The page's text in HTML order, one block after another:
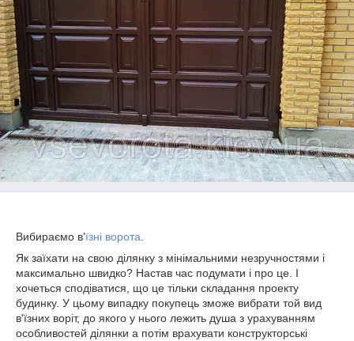
Вибираємо в'їзні ворота
Як заїхати на свою ділянку з мінімальними незручностями і
максимально швидко? Настав час подумати і про це. І
хочеться сподіватися, що це тільки складання проекту
будинку. У цьому випадку покупець зможе вибрати той вид
в'їзних воріт, до якого у нього лежить душа з урахуванням
особливостей ділянки а потім врахувати конструкторські